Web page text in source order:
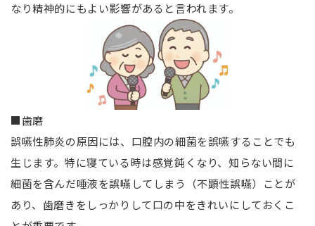
なり精神的にもよい影響があると言われます。
■歯磨
誤嚥性肺炎の原因には、口腔内の細菌を誤嚥することでも
生じます。特に寝ている時は感覚鈍くなり、知らない間に
細菌を含んだ唾液を誤嚥してしまう（不顕性誤嚥）ことが
あり、歯磨きをしっかりして口の中をきれいにしておくこ